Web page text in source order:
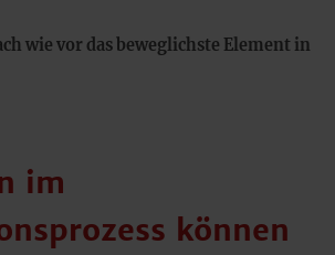
wie vor das beweglichste Element in
im
können